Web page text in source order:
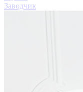
Заводчик